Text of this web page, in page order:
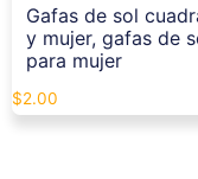
Gafas de sol
y mujer, gafas de
para mujer
$2.00